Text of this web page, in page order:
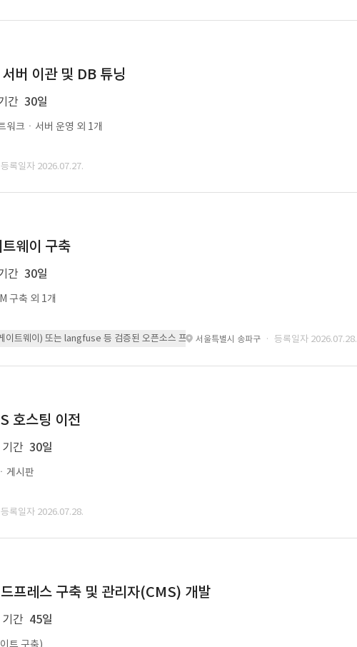
버 이관 및 DB 튜닝
간 30일
워크ㆍ서버 운영 외 1개
록일자 2026.07.27.
웨이 구축
간 30일
구축 외 1개
트웨이) 또는 langfuse 등 검증된 오픈소스 프레임워크를 기반으로 시스템을 구축
서울특별시 송파구 · 등록일자 2026.07.28.
호스팅 이전
간 30일
게시판
록일자 2026.07.28.
프레스 구축 및 관리자(CMS) 개발
간 45일
트 구축)